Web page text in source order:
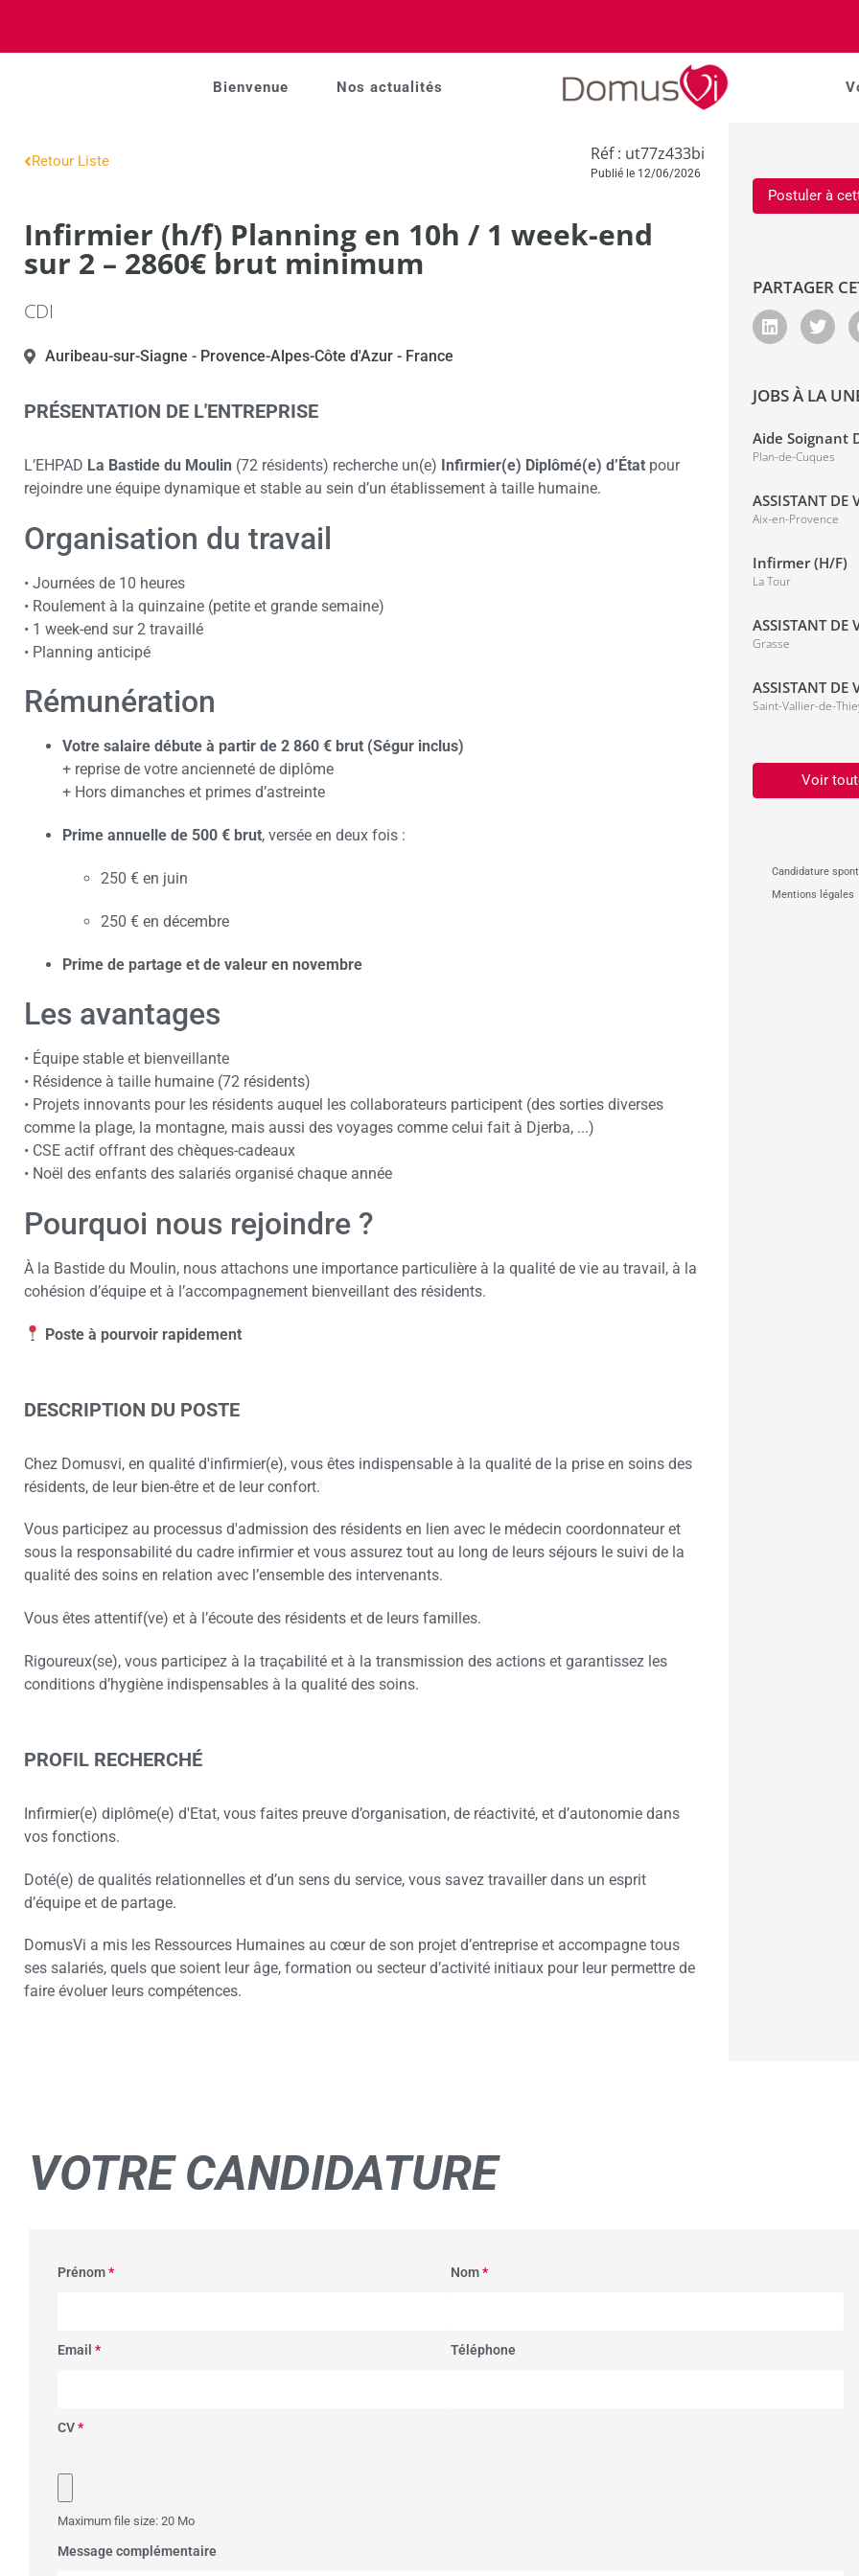
Bienvenue Nos actualités
Retour Liste Réf : ut77z433bi
Publié le 12/06/2026
Infirmier (h/f) Planning en 10h / 1 week-end
sur 2 – 2860€ brut minimum
CDI
Auribeau-sur-Siagne - Provence-Alpes-Côte d'Azur - France
PRÉSENTATION DE L'ENTREPRISE
L’EHPAD La Bastide du Moulin (72 résidents) recherche un(e) Infirmier(e) Diplômé(e) d’État pour
rejoindre une équipe dynamique et stable au sein d’un établissement à taille humaine.
Organisation du travail
• Journées de 10 heures
• Roulement à la quinzaine (petite et grande semaine)
• 1 week-end sur 2 travaillé
• Planning anticipé
Rémunération
Votre salaire débute à partir de 2 860 € brut (Ségur inclus)
+ reprise de votre ancienneté de diplôme
+ Hors dimanches et primes d’astreinte
Prime annuelle de 500 € brut, versée en deux fois :
250 € en juin
250 € en décembre
Prime de partage et de valeur en novembre
Les avantages
• Équipe stable et bienveillante
• Résidence à taille humaine (72 résidents)
• Projets innovants pour les résidents auquel les collaborateurs participent (des sorties diverses
comme la plage, la montagne, mais aussi des voyages comme celui fait à Djerba, ...)
• CSE actif offrant des chèques-cadeaux
• Noël des enfants des salariés organisé chaque année
Pourquoi nous rejoindre ?
À la Bastide du Moulin, nous attachons une importance particulière à la qualité de vie au travail, à la
cohésion d’équipe et à l’accompagnement bienveillant des résidents.
Poste à pourvoir rapidement
DESCRIPTION DU POSTE
Chez Domusvi, en qualité d'infirmier(e), vous êtes indispensable à la qualité de la prise en soins des
résidents, de leur bien-être et de leur confort.
Vous participez au processus d'admission des résidents en lien avec le médecin coordonnateur et
sous la responsabilité du cadre infirmier et vous assurez tout au long de leurs séjours le suivi de la
qualité des soins en relation avec l’ensemble des intervenants.
Vous êtes attentif(ve) et à l’écoute des résidents et de leurs familles.
Rigoureux(se), vous participez à la traçabilité et à la transmission des actions et garantissez les
conditions d’hygiène indispensables à la qualité des soins.
PROFIL RECHERCHÉ
Infirmier(e) diplôme(e) d'Etat, vous faites preuve d’organisation, de réactivité, et d’autonomie dans
vos fonctions.
Doté(e) de qualités relationnelles et d’un sens du service, vous savez travailler dans un esprit
d’équipe et de partage.
DomusVi a mis les Ressources Humaines au cœur de son projet d’entreprise et accompagne tous
ses salariés, quels que soient leur âge, formation ou secteur d’activité initiaux pour leur permettre de
faire évoluer leurs compétences.
Postuler à
PARTAGER
JOBS À LA
Aide Soignant
Plan-de-Cuques
ASSISTANT DE
Aix-en-Provence
Infirmer (H/F)
La Tour
ASSISTANT DE
Grasse
ASSISTANT DE
Saint-Vallier-de-
Voir
Candidature
Mentions légales
VOTRE CANDIDATURE
Prénom* Nom*
Email * Téléphone
CV*
Maximum file size: 20 Mo
Message complémentaire